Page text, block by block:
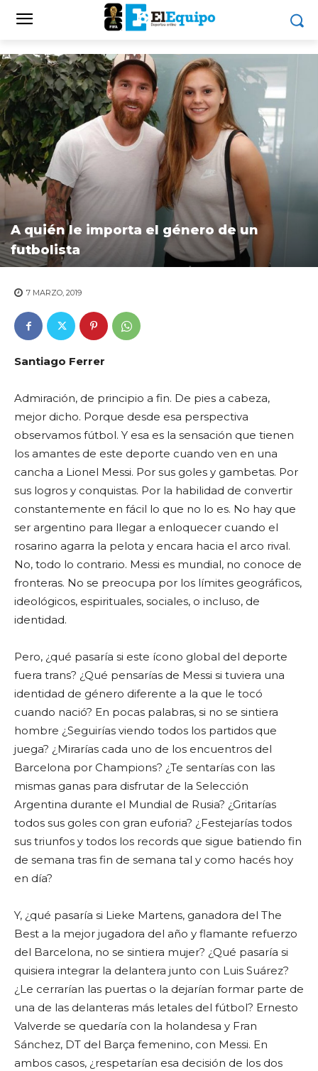
A quién le importa el género de un
futbolista
7 MARZO, 2019
Santiago Ferrer
Admiración, de principio a fin. De pies a cabeza,
mejor dicho. Porque desde esa perspectiva
observamos fútbol. Y esa es la sensación que tienen
los amantes de este deporte cuando ven en una
cancha a Lionel Messi. Por sus goles y gambetas. Por
sus logros y conquistas. Por la habilidad de convertir
constantemente en fácil lo que no lo es. No hay que
ser argentino para llegar a enloquecer cuando el
rosarino agarra la pelota y encara hacia el arco rival.
No, todo lo contrario. Messi es mundial, no conoce de
fronteras. No se preocupa por los límites geográficos,
ideológicos, espirituales, sociales, o incluso, de
identidad.
Pero, ¿qué pasaría si este ícono global del deporte
fuera trans? ¿Qué pensarías de Messi si tuviera una
identidad de género diferente a la que le tocó
cuando nació? En pocas palabras, si no se sintiera
hombre ¿Seguirías viendo todos los partidos que
juega? ¿Mirarías cada uno de los encuentros del
Barcelona por Champions? ¿Te sentarías con las
mismas ganas para disfrutar de la Selección
Argentina durante el Mundial de Rusia? ¿Gritarías
todos sus goles con gran euforia? ¿Festejarías todos
sus triunfos y todos los records que sigue batiendo fin
de semana tras fin de semana tal y como hacés hoy
en día?
Y, ¿qué pasaría si Lieke Martens, ganadora del The
Best a la mejor jugadora del año y flamante refuerzo
del Barcelona, no se sintiera mujer? ¿Qué pasaría si
quisiera integrar la delantera junto con Luis Suárez?
¿Le cerrarían las puertas o la dejarían formar parte de
una de las delanteras más letales del fútbol? Ernesto
Valverde se quedaría con la holandesa y Fran
Sánchez, DT del Barça femenino, con Messi. En
ambos casos, ¿respetarían esa decisión de los dos